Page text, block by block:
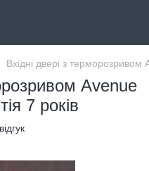
Вхідні двері з терморозривом
Avenue
7 років